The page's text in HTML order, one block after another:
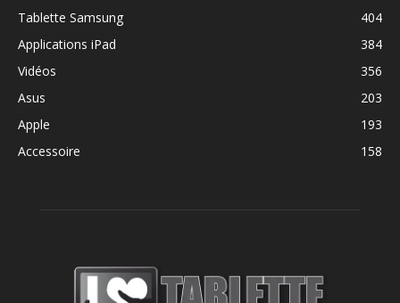
Tablette Samsung
404
Applications iPad
384
Vidéos
356
Asus
203
Apple
193
Accessoire
158